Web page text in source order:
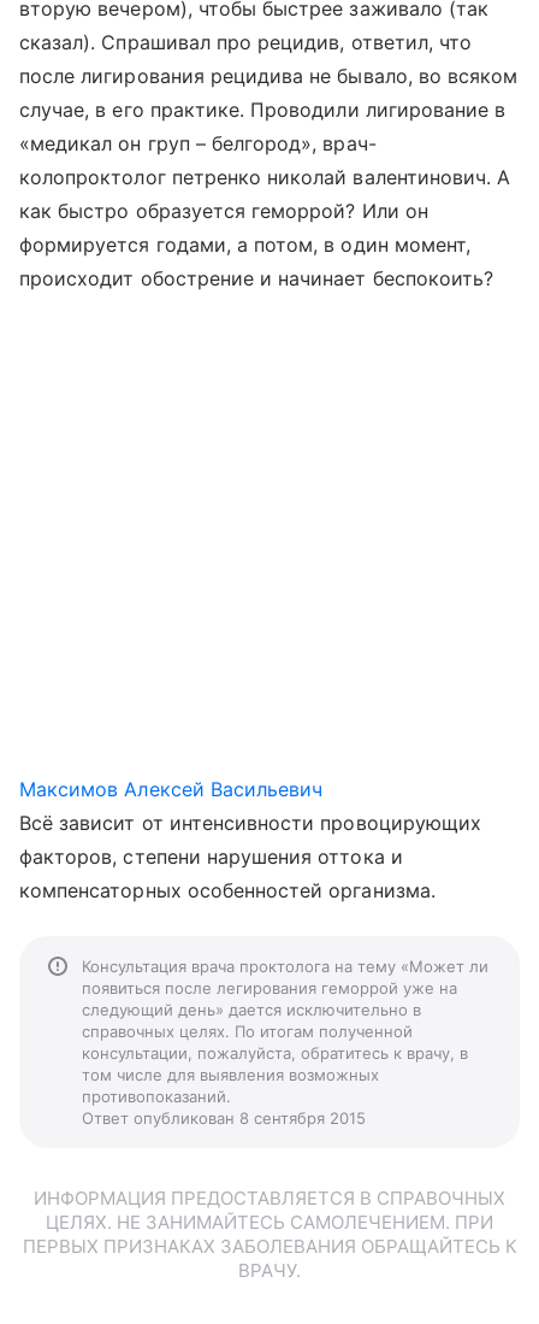
вторую вечером), чтобы быстрее заживало (так
сказал). Спрашивал про рецидив, ответил, что
после лигирования рецидива не бывало, во всяком
случае, в его практике. Проводили лигирование в
«медикал он груп – белгород», врач-
колопроктолог петренко николай валентинович. А
как быстро образуется геморрой? Или он
формируется годами, а потом, в один момент,
происходит обострение и начинает беспокоить?
Максимов Алексей Васильевич
Всё зависит от интенсивности провоцирующих
факторов, степени нарушения оттока и
компенсаторных особенностей организма.
Консультация врача проктолога на тему «Может ли
появиться после легирования геморрой уже на
следующий день» дается исключительно в
справочных целях. По итогам полученной
консультации, пожалуйста, обратитесь к врачу, в
том числе для выявления возможных
противопоказаний.
Ответ опубликован 8 сентября 2015
ИНФОРМАЦИЯ ПРЕДОСТАВЛЯЕТСЯ В СПРАВОЧНЫХ
ЦЕЛЯХ. НЕ ЗАНИМАЙТЕСЬ САМОЛЕЧЕНИЕМ. ПРИ
ПЕРВЫХ ПРИЗНАКАХ ЗАБОЛЕВАНИЯ ОБРАЩАЙТЕСЬ К
ВРАЧУ.